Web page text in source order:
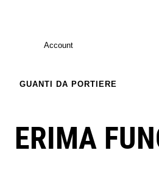
Account
GUANTI DA PORTIERE
ERIMA